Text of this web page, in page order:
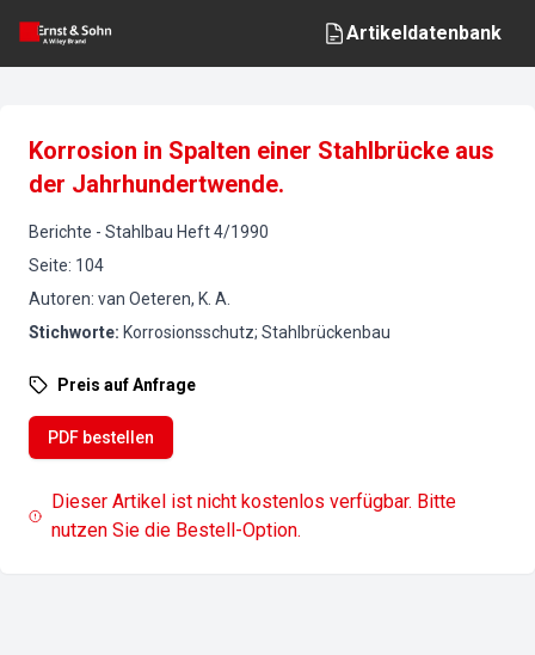
Artikeldatenbank
Korrosion in Spalten einer Stahlbrücke aus
der Jahrhundertwende.
Berichte - Stahlbau Heft4/1990
Seite: 104
Autoren: van Oeteren, K. A.
Stichworte: Korrosionsschutz; Stahlbrückenbau
Preis auf Anfrage
PDF bestellen
Dieser Artikel ist nicht kostenlos verfügbar. Bitte
nutzen Sie die Bestell-Option.